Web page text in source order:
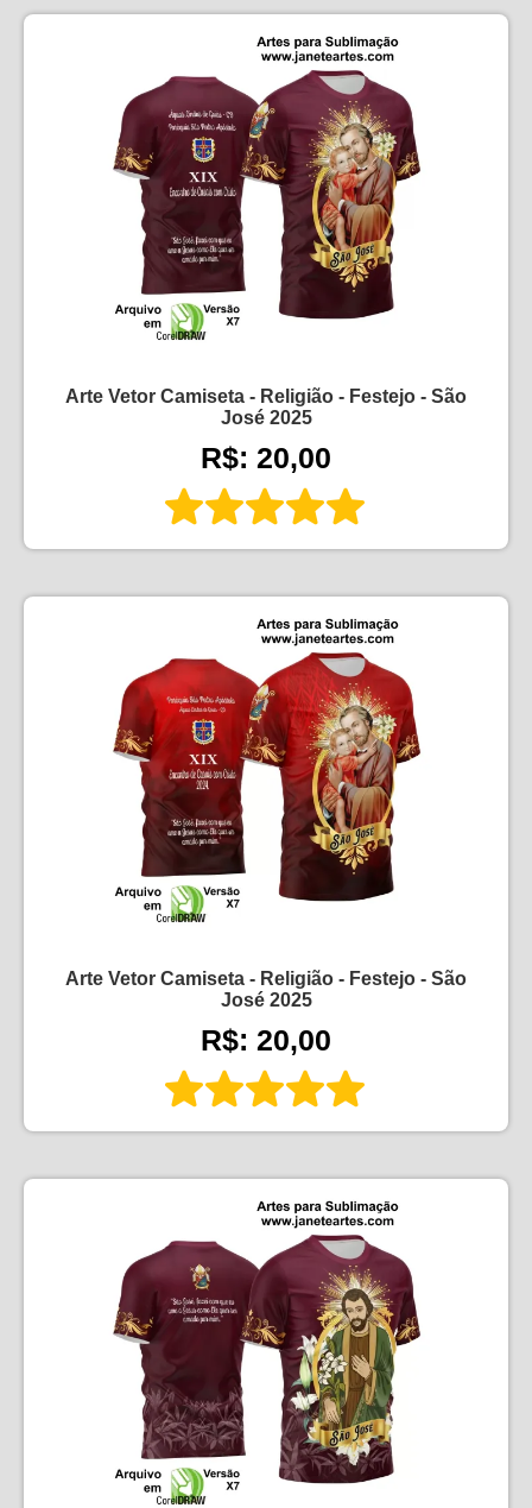
Arte Vetor Camiseta - Religião - Festejo - São
José 2025
R$: 20,00
Arte Vetor Camiseta - Religião - Festejo - São
José 2025
R$: 20,00